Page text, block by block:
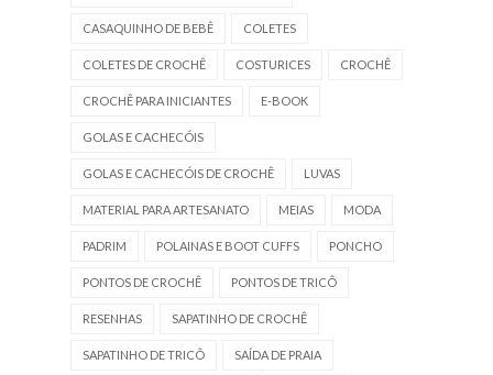
CASAQUINHO DE BEBÊ COLETES
COLETES DE CROCHÊ COSTURICES CROCHÊ
CROCHÊ PARA INICIANTES E-BOOK
GOLAS E CACHECÓIS
GOLAS E CACHECÓIS DE CROCHÊ LUVAS
MATERIAL PARA ARTESANATO MEIAS MODA
PADRIM POLAINAS E BOOT CUFFS PONCHO
PONTOS DE CROCHÊ PONTOS DE TRICÔ
RESENHAS SAPATINHO DE CROCHÊ
SAPATINHO DE TRICÔ SAÍDA DE PRAIA